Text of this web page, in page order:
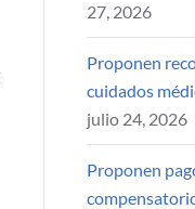
27, 2026
Proponen
cuidados
julio 24, 2026
Proponen